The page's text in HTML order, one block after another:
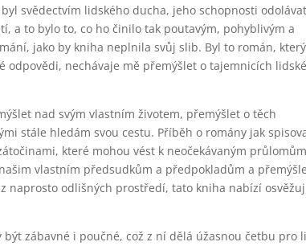
svědectvím lidského ducha, jeho schopnosti
a to bylo to, co ho činilo tak poutavým, pohyblivým a
jako by kniha neplnila svůj slib. Byl to román,
odpovědi, nechávaje mě přemýšlet o tajemnicích lidské
nad svým vlastním životem, přemýšlet o těch
stále hledám svou cestu. Příběh o romány jak
které mohou vést k neočekávaným
vlastním předsudkům a předpokladům a
odlišných prostředí, tato kniha nabízí
zábavné i poučné, což z ní dělá úžasnou četbu pro